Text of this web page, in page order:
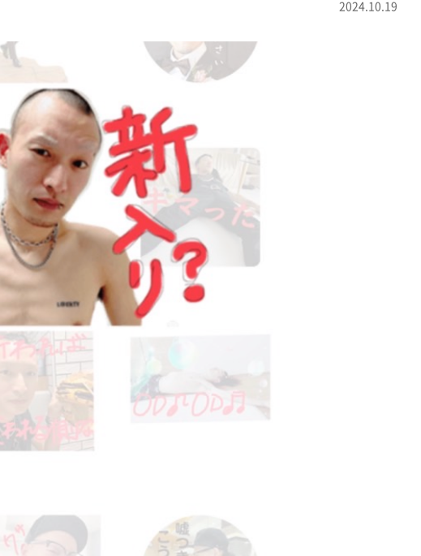
2024.10.19